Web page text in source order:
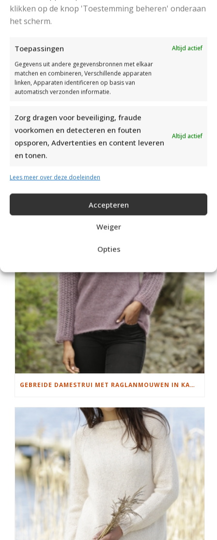
klikken op de knop 'Toestemming beheren' onderaan
het scherm.
Toepassingen
Altijd actief
Gegevens uit andere gegevensbronnen met elkaar
matchen en combineren, Verschillende apparaten
linken, Apparaten identificeren op basis van
automatisch verzonden informatie.
Zorg dragen voor beveiliging, fraude
voorkomen en detecteren en fouten
opsporen, Advertenties en content leveren
en tonen.
Altijd actief
Lees meer over deze doeleinden
Accepteren
Weiger
Opties
GEBREIDE DAMESTRUI MET RAGLANMOUWEN IN KANTPATROON